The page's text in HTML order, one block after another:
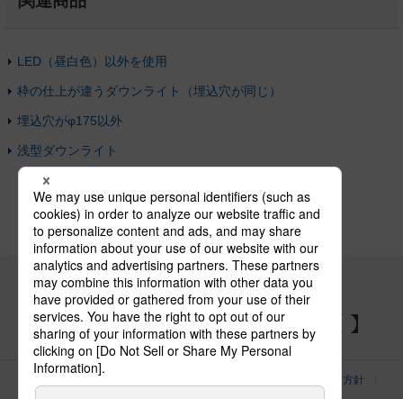
LED（昼白色）以外を使用
枠の仕上が違うダウンライト（埋込穴が同じ）
埋込穴がφ175以外
浅型ダウンライト
パナソニックの電気設備 SNSアカウント
サイトのご利用にあたって
個人情報保護方針